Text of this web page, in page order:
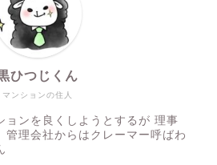
マンションの住人
ひつじくん
ョンを良くしようとするが 理事
管理会社からはクレーマー呼ばわ